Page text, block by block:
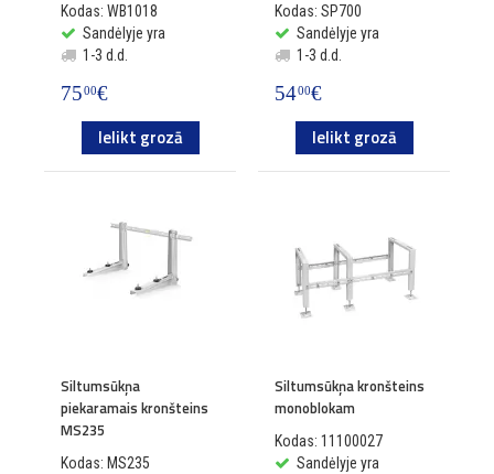
Kodas: WB1018
Sandėlyje yra
1-3 d.d.
7500€
Ielikt grozā
Kodas: SP700
Sandėlyje yra
1-3 d.d.
5400€
Ielikt grozā
Siltumsūkņa
piekaramais kronšteins
MS235
Kodas: MS235
Siltumsūkņa kronšteins
monoblokam
Kodas: 11100027
Sandėlyje yra